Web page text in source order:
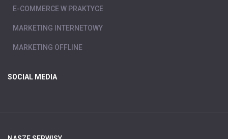
E-COMMERCE W PRAKTYCE
MARKETING INTERNETOWY
MARKETING OFFLINE
SOCIAL MEDIA